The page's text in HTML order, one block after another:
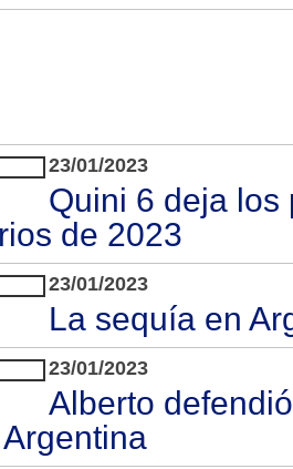
23/01/2023
Quini 6 deja los
de 2023
23/01/2023
La sequía en
23/01/2023
Alberto